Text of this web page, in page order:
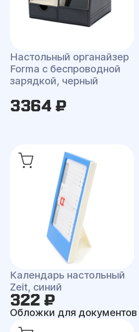
Настольный органайзер
Forma c беспроводной
зарядкой, черный
3364 ₽
Календарь настольный
Zeit, синий
322 ₽
Обложки для документов